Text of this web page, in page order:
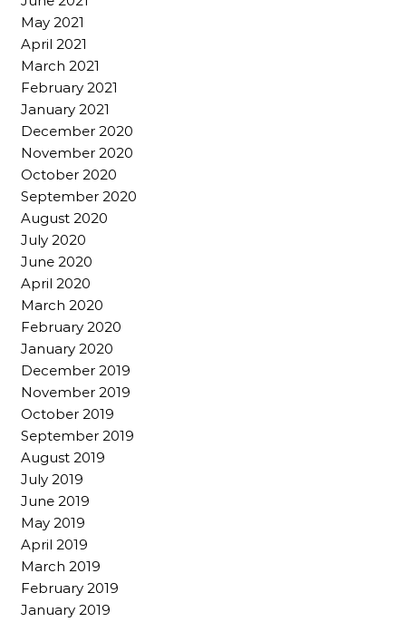
May 2021
April 2021
March 2021
February 2021
January 2021
December 2020
November 2020
October 2020
September 2020
August 2020
July 2020
June 2020
April 2020
March 2020
February 2020
January 2020
December 2019
November 2019
October 2019
September 2019
August 2019
July 2019
June 2019
May 2019
April 2019
March 2019
February 2019
January 2019